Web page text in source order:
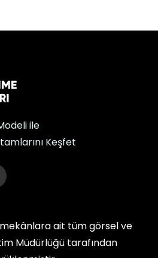
ile
Keşfet
ait tüm görsel ve
Müdürlüğü tarafından